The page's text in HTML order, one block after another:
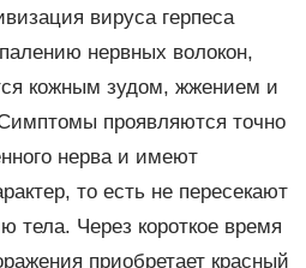
вируса герпеса
нервных волокон,
кожным зудом, жжением и
проявляются точно
нерва и имеют
то есть не пересекают
тела. Через короткое время
приобретает красный